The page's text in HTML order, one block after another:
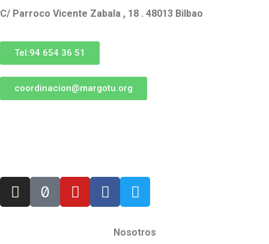
C/ Parroco Vicente Zabala , 18 . 48013 Bilbao
Tel:94 654 36 51
coordinacion@margotu.org
Nosotros